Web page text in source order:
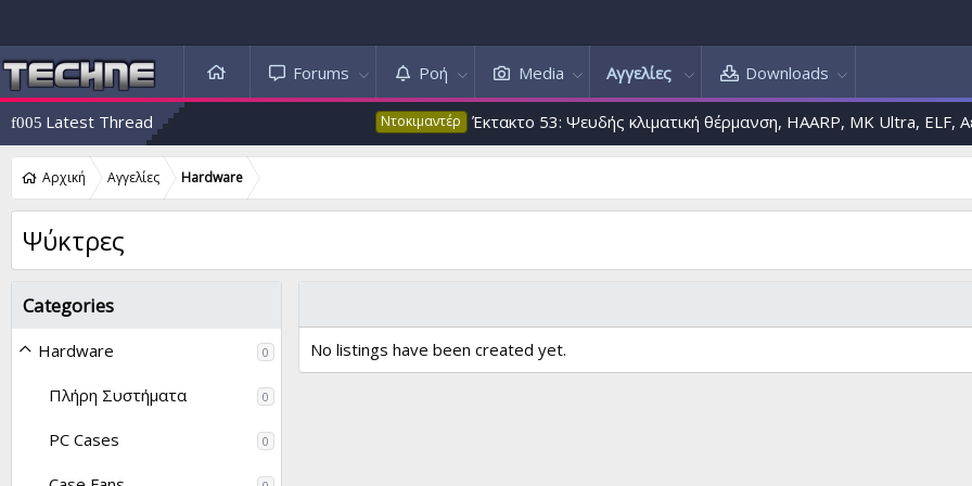
Forums Ροή Media Αγγελίες Downloads
Latest Thread Ντοκιμαντέρ Έκτακτο 53: Ψευδής κλιματική θέρμανση, HAARP, MK Ultra, ELF,
Αρχική Αγγελίες Hardware
Ψύκτρες
Categories
Hardware 0
Πλήρη Συστήματα 0
PC Cases 0
No listings have been created yet.